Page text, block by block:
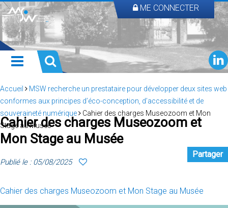
ME CONNECTER
Accueil
MSW recherche un prestataire pour développer deux sites web
conformes aux principes d’éco-conception, d’accessibilité et de
souveraineté numérique
Cahier des charges Museozoom et Mon
Stage au Musée
Cahier des charges Museozoom et
Mon Stage au Musée
Publié le : 05/08/2025
Partager
Cahier des charges Museozoom et Mon Stage au Musée